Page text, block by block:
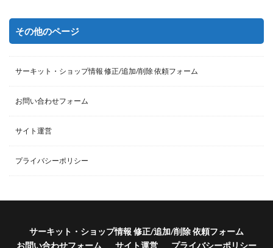
その他のページ
サーキット・ショップ情報 修正/追加/削除 依頼フォーム
お問い合わせフォーム
サイト運営
プライバシーポリシー
サーキット・ショップ情報 修正/追加/削除 依頼フォーム
お問い合わせフォーム
サイト運営 プライバシーポリシー